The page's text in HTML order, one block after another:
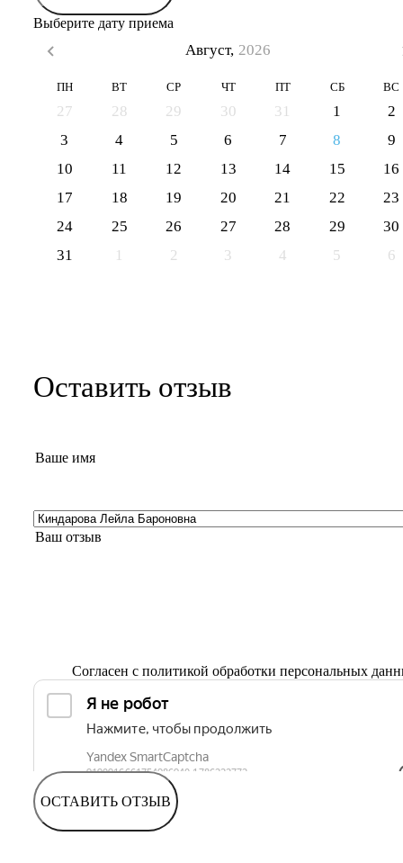
Выберите дату приема
Август, 2026
ПН ВТ СР ЧТ ПТ СБ ВС
27 28 29 30 31 1
2
3
4 5 6 7 8
9
10
11 12 13 14 15
16
17
18 19 20 21 22
23
24
25 26 27 28 29
30
31
1 2 3 4 5 6
Оставить отзыв
Согласен с политикой обработки персональных
ОСТАВИТЬ ОТЗЫВ